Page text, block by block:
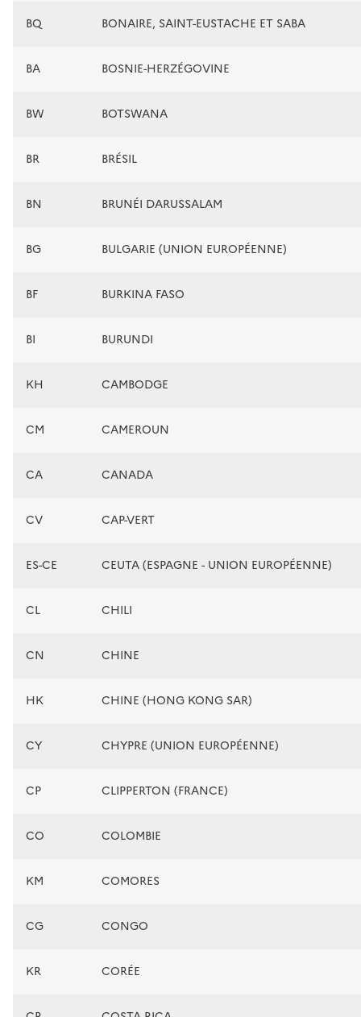
BQ BONAIRE, SAINT-EUSTACHE ET SABA
BA BOSNIE-HERZÉGOVINE
BW BOTSWANA
BR BRÉSIL
BN BRUNÉI DARUSSALAM
BG BULGARIE (UNION EUROPÉENNE)
BF BURKINA FASO
BI BURUNDI
KH CAMBODGE
CM CAMEROUN
CA CANADA
CV CAP-VERT
ES-CE CEUTA (ESPAGNE - UNION EUROPÉENNE)
CL CHILI
CN CHINE
HK CHINE (HONG KONG SAR)
CY CHYPRE (UNION EUROPÉENNE)
CP CLIPPERTON (FRANCE)
CO COLOMBIE
KM COMORES
CG CONGO
KR CORÉE